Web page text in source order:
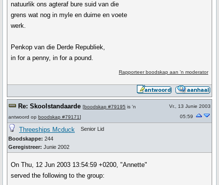
natuurlik ons agteraf bure suid van die
grens wat nog in myle en duime en voete
werk.
Penkop van die Derde Republiek,
in for a penny, in for a pound.
Rapporteer boodskap aan 'n moderator
Re: Skoolstandaarde [boodskap #79195 is 'n
antwoord op boodskap #79171]
Vr., 13 Junie 2003
05:59
Threeships Mcduck
Boodskappe: 244
Geregistreer: Junie 2002
Senior Lid
On Thu, 12 Jun 2003 13:54:59 +0200, "Annette"
served the following to the group: